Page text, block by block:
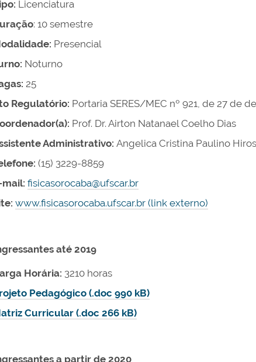
Licenciatura
: 10 semestre
Presencial
Noturno
25
Regulatório: Portaria SERES/MEC nº 921, de 27 de
Prof. Dr. Airton Natanael Coelho Dias
Administrativo: Angelica Cristina Paulino
(15) 3229-8859
mail: fisicasorocaba@ufscar.br
www.fisicasorocaba.ufscar.br (link externo)
até 2019
Horária: 3210 horas
Pedagógico (.doc 990 kB)
Curricular (.doc 266 kB)
a partir de 2020